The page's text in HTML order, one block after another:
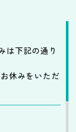
は下記の通り
お休みをいただ